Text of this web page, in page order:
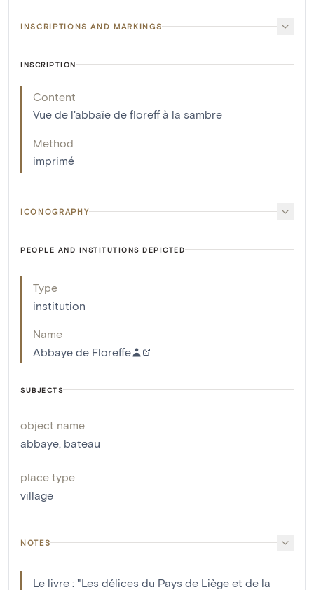
INSCRIPTIONS AND MARKINGS
INSCRIPTION
Content
Vue de l'abbaïe de floreff à la sambre
Method
imprimé
ICONOGRAPHY
PEOPLE AND INSTITUTIONS DEPICTED
Type
institution
Name
Abbaye de Floreffe
SUBJECTS
object name
abbaye, bateau
place type
village
NOTES
Le livre : "Les délices du Pays de Liège et de la